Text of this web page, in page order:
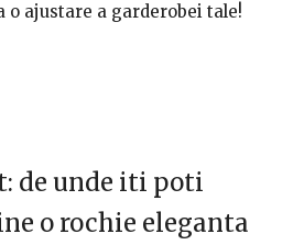
o ajustare a garderobei tale!
de unde iti poti
o rochie eleganta